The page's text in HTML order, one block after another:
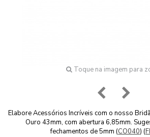
Toque na imagem para
Elabore Acessórios Incríveis com o nosso
Ouro 43mm, com abertura 6,85mm.
fechamentos de 5mm (CO040) (